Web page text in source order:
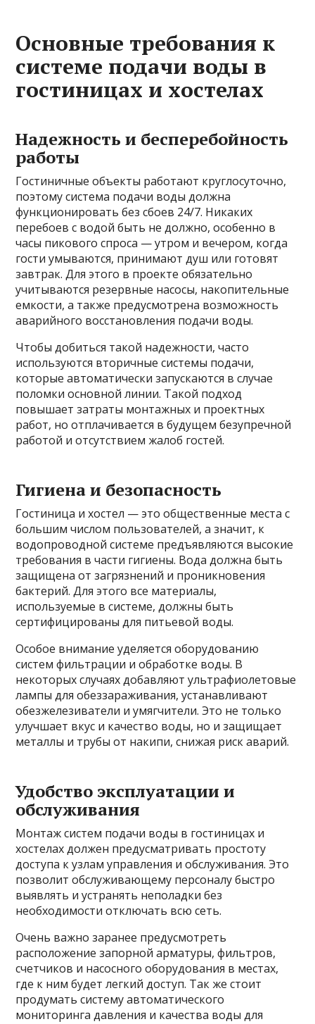
Основные требования к
системе подачи воды в
гостиницах и хостелах
Надежность и бесперебойность
работы
Гостиничные объекты работают круглосуточно,
поэтому система подачи воды должна
функционировать без сбоев 24/7. Никаких
перебоев с водой быть не должно, особенно в
часы пикового спроса — утром и вечером, когда
гости умываются, принимают душ или готовят
завтрак. Для этого в проекте обязательно
учитываются резервные насосы, накопительные
емкости, а также предусмотрена возможность
аварийного восстановления подачи воды.
Чтобы добиться такой надежности, часто
используются вторичные системы подачи,
которые автоматически запускаются в случае
поломки основной линии. Такой подход
повышает затраты монтажных и проектных
работ, но отплачивается в будущем безупречной
работой и отсутствием жалоб гостей.
Гигиена и безопасность
Гостиница и хостел — это общественные места с
большим числом пользователей, а значит, к
водопроводной системе предъявляются высокие
требования в части гигиены. Вода должна быть
защищена от загрязнений и проникновения
бактерий. Для этого все материалы,
используемые в системе, должны быть
сертифицированы для питьевой воды.
Особое внимание уделяется оборудованию
систем фильтрации и обработке воды. В
некоторых случаях добавляют ультрафиолетовые
лампы для обеззараживания, устанавливают
обезжелезиватели и умягчители. Это не только
улучшает вкус и качество воды, но и защищает
металлы и трубы от накипи, снижая риск аварий.
Удобство эксплуатации и
обслуживания
Монтаж систем подачи воды в гостиницах и
хостелах должен предусматривать простоту
доступа к узлам управления и обслуживания. Это
позволит обслуживающему персоналу быстро
выявлять и устранять неполадки без
необходимости отключать всю сеть.
Очень важно заранее предусмотреть
расположение запорной арматуры, фильтров,
счетчиков и насосного оборудования в местах,
где к ним будет легкий доступ. Так же стоит
продумать систему автоматического
мониторинга давления и качества воды для